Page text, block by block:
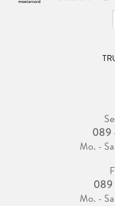
089
Mo. -
089
Mo. -